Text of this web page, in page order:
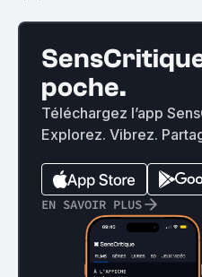
poche.
Téléchargez l’app
Explorez. Vibrez.
EN SAVOIR PLUS